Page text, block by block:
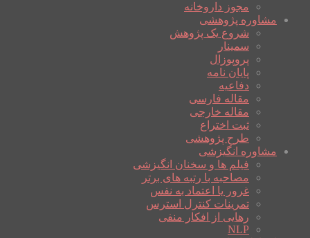
مجوز داروخانه
مشاوره پژوهشی
شروع یک پژوهش
سمینار
پروپوزال
پایان نامه
دفاعیه
مقاله فارسی
مقاله خارجی
ثبت اختراع
طرح پژوهشی
مشاوره انگیزشی
فیلم ها و سخنان انگیزشی
مصاحبه با رتبه های برتر
غرور یا اعتماد به نفس
تمرینات کنترل استرس
رهایی از افکار منفی
NLP